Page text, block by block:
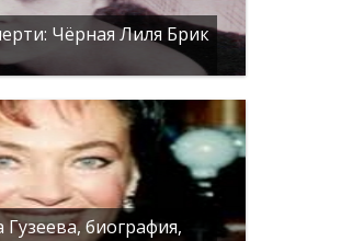
Чёрная Лиля Брик
биография,